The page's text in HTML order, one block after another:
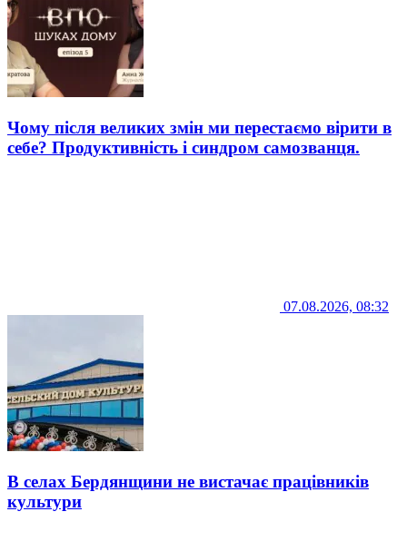
Чому після великих змін ми перестаємо вірити в
себе? Продуктивність і синдром самозванця.
07.08.2026, 08:32
В селах Бердянщини не вистачає працівників
культури